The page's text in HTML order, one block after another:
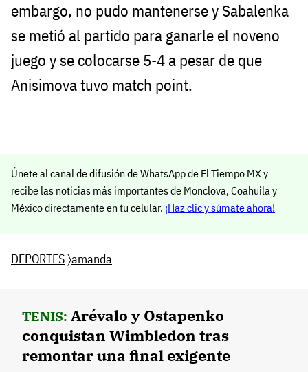
embargo, no pudo mantenerse y Sabalenka
se metió al partido para ganarle el noveno
juego y se colocarse 5-4 a pesar de que
Anisimova tuvo match point.
Únete al canal de difusión de WhatsApp de El Tiempo MX y
recibe las noticias más importantes de Monclova, Coahuila y
México directamente en tu celular. ¡Haz clic y súmate ahora!
DEPORTES〉amanda
TENIS: Arévalo y Ostapenko
conquistan Wimbledon tras
remontar una final exigente